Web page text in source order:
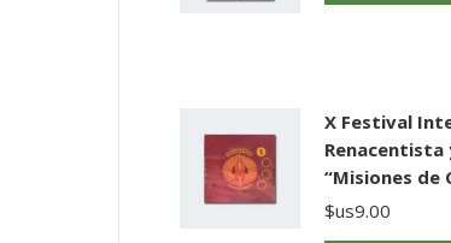
X Festival
Renacentista
“Misiones de
$us9.00